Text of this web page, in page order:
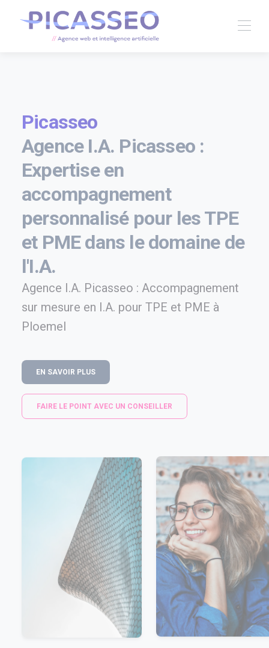
Picasseo
Agence I.A. Picasseo :
Expertise en
accompagnement
personnalisé pour les TPE
et PME dans le domaine de
l'I.A.
Agence I.A. Picasseo : Accompagnement
sur mesure en I.A. pour TPE et PME à
Ploemel
EN SAVOIR PLUS
FAIRE LE POINT AVEC UN CONSEILLER